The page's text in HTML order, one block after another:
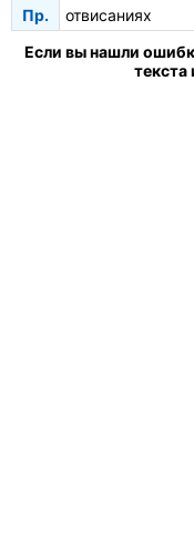
Пр.
отвисаниях
Если вы нашли